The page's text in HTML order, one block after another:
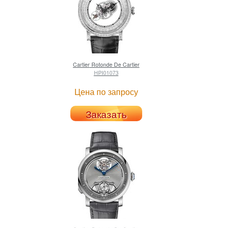
CartierRotonde De Cartier
HPI01073
Цена по запросу
Заказать